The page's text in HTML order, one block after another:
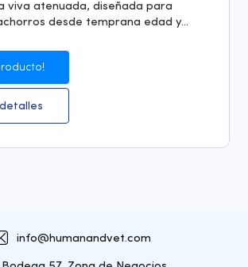
viva atenuada, diseñada para
desde temprana edad y...
info@humanandvet.com